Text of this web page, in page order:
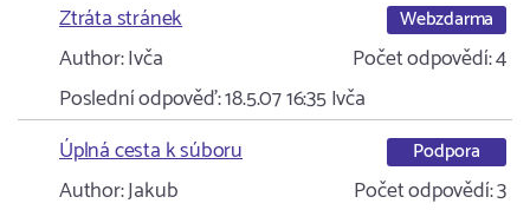
Ztráta stránek
Webzdarma
Author:Ivča Počet odpovědí:4
Poslední odpověď:18.5.07 16:35Ivča
Úplná cesta k súboru
Podpora
Author:Jakub Počet odpovědí:3